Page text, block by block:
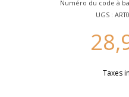
Numéro du code à
UGS :
Taxes